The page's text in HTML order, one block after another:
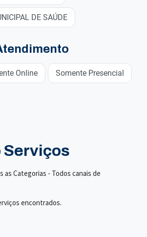
DE SAÚDE
Online Somente Presencial
Serviços
as Categorias - Todos canais de
encontrados.